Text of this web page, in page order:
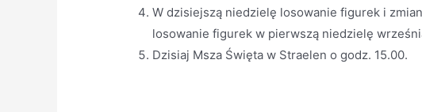
W dzisiejszą niedzielę losowanie figurek i
losowanie figurek w pierwszą niedzielę
Dzisiaj Msza Święta w Straelen o godz. 15.00.